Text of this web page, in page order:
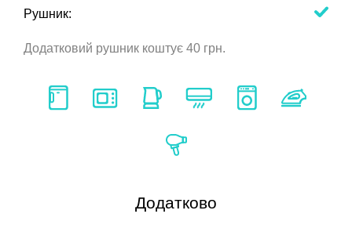
Додатково
Рушник:
Додатковий рушник коштує 40 грн.